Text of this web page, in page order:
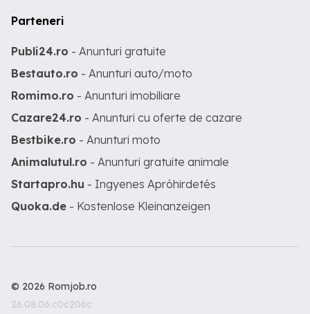
Parteneri
Publi24.ro - Anunturi gratuite
Bestauto.ro - Anunturi auto/moto
Romimo.ro - Anunturi imobiliare
Cazare24.ro - Anunturi cu oferte de cazare
Bestbike.ro - Anunturi moto
Animalutul.ro - Anunturi gratuite animale
Startapro.hu - Ingyenes Apróhirdetés
Quoka.de - Kostenlose Kleinanzeigen
© 2026 Romjob.ro
26.08.06.c0c206c